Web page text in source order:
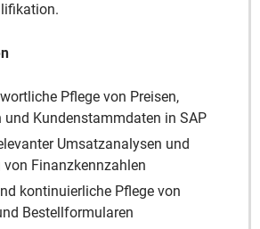
Pflege von Preisen,
und Kundenstammdaten in SAP
Umsatzanalysen und
Finanzkennzahlen
kontinuierliche Pflege von
Bestellformularen